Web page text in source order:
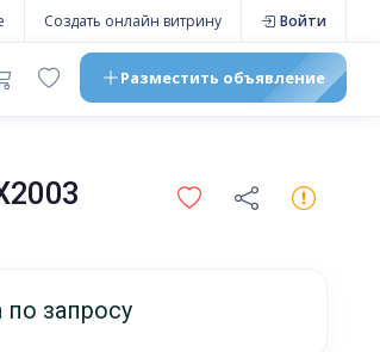
Создать онлайн витрину Войти
Разместить объявление
по запросу